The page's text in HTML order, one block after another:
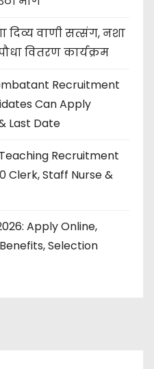
दिव्य वाणी सत्संग, नशा
वितरण कार्यक्रम
Recruitment
Can Apply
Last Date
Recruitment
Clerk, Staff Nurse &
Apply Online,
Selection